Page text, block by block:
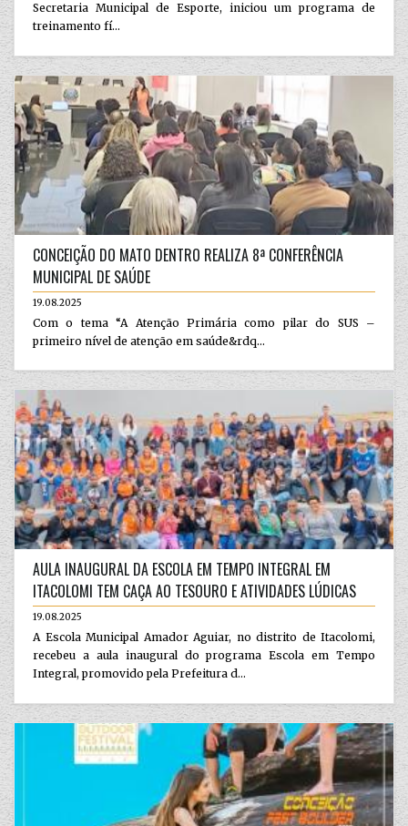
Secretaria Municipal de Esporte, iniciou um programa de
treinamento fí...
CONCEIÇÃO DO MATO DENTRO REALIZA 8ª CONFERÊNCIA
MUNICIPAL DE SAÚDE
19.08.2025
Com o tema “A Atenção Primária como pilar do SUS –
primeiro nível de atenção em saúde&rdq...
AULA INAUGURAL DA ESCOLA EM TEMPO INTEGRAL EM
ITACOLOMI TEM CAÇA AO TESOURO E ATIVIDADES LÚDICAS
19.08.2025
A Escola Municipal Amador Aguiar, no distrito de Itacolomi,
recebeu a aula inaugural do programa Escola em Tempo
Integral, promovido pela Prefeitura d...